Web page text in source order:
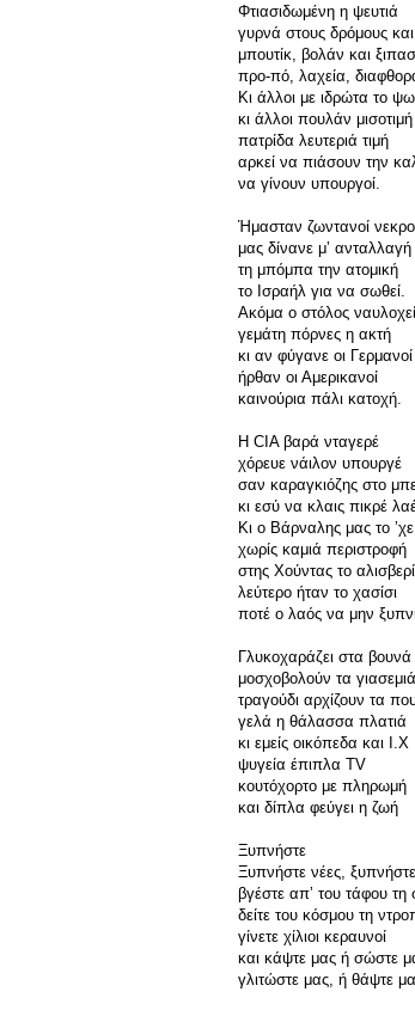
Φτιασιδωμένη η ψευτιά
γυρνά στους δρόμους
μπουτίκ, βολάν και
προ-πό, λαχεία,
Κι άλλοι με ιδρώτα το
κι άλλοι πουλάν μισοτιμή
πατρίδα λευτεριά τιμή
αρκεί να πιάσουν την
να γίνουν υπουργοί.
Ήμασταν ζωντανοί
μας δίνανε μʼ ανταλλαγή
τη μπόμπα την ατομική
το Ισραήλ για να σωθεί.
Ακόμα ο στόλος ναυλοχεί
γεμάτη πόρνες η ακτή
κι αν φύγανε οι Γερμανοί
ήρθαν οι Αμερικανοί
καινούρια πάλι κατοχή.
Η CIA βαρά νταγερέ
χόρευε νάιλον υπουργέ
σαν καραγκιόζης στο
κι εσύ να κλαις πικρέ
Κι ο Βάρναλης μας το
χωρίς καμιά περιστροφή
στης Χούντας το
λεύτερο ήταν το χασίσι
ποτέ ο λαός να μην
Γλυκοχαράζει στα βουνά
μοσχοβολούν τα γιασεμιά
τραγούδι αρχίζουν τα
γελά η θάλασσα πλατιά
κι εμείς οικόπεδα και Ι.Χ
ψυγεία έπιπλα TV
κουτόχορτο με πληρωμή
και δίπλα φεύγει η ζωή
Ξυπνήστε
Ξυπνήστε νέες, ξυπνήστε
βγέστε απʼ του τάφου τη
δείτε του κόσμου τη
γίνετε χίλιοι κεραυνοί
και κάψτε μας ή σώστε
γλιτώστε μας, ή θάψτε